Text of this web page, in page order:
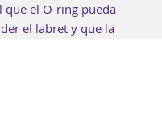
que el O-ring pueda
el labret y que la